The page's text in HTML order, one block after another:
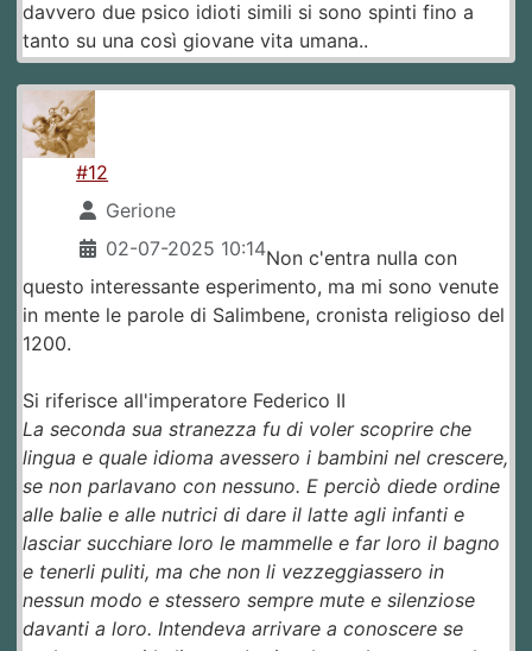
davvero due psico idioti simili si sono spinti fino a
tanto su una così giovane vita umana..
#12
Gerione
02-07-2025 10:14Non c'entra nulla con
questo interessante esperimento, ma mi sono venute
in mente le parole di Salimbene, cronista religioso del
1200.
Si riferisce all'imperatore Federico II
La seconda sua stranezza fu di voler scoprire che
lingua e quale idioma avessero i bambini nel crescere,
se non parlavano con nessuno. E perciò diede ordine
alle balie e alle nutrici di dare il latte agli infanti e
lasciar succhiare loro le mammelle e far loro il bagno
e tenerli puliti, ma che non li vezzeggiassero in
nessun modo e stessero sempre mute e silenziose
davanti a loro. Intendeva arrivare a conoscere se